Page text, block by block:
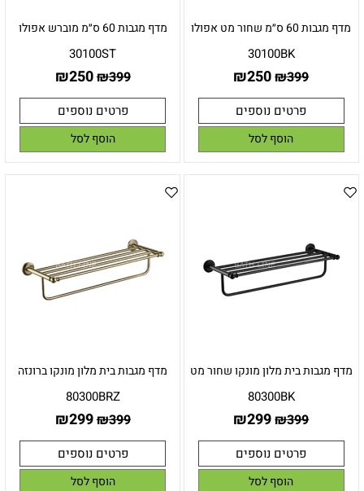
מדף מגבות 60 ס״מ שחור מט אפולו
30100BK
₪399
₪250
פרטים נוספים
הוסף לסל
מדף מגבות 60 ס״מ מוברש אפולו
30100ST
₪399
₪250
פרטים נוספים
הוסף לסל
מדף מגבות בית מלון מונקו שחור מט
80300BK
₪399
₪299
פרטים נוספים
הוסף לסל
מדף מגבות בית מלון מונקו ברונזה
80300BRZ
₪399
₪299
פרטים נוספים
הוסף לסל